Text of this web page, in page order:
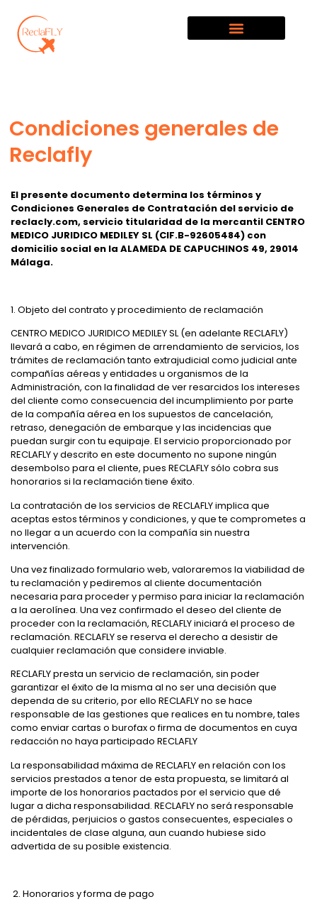
Condiciones generales de
Reclafly
El presente documento determina los términos y
Condiciones Generales de Contratación del servicio de
reclacly.com, servicio titularidad de la mercantil CENTRO
MEDICO JURIDICO MEDILEY SL (CIF.B-92605484) con
domicilio social en la ALAMEDA DE CAPUCHINOS 49, 29014
Málaga.
1. Objeto del contrato y procedimiento de reclamación
CENTRO MEDICO JURIDICO MEDILEY SL (en adelante RECLAFLY)
llevará a cabo, en régimen de arrendamiento de servicios, los
trámites de reclamación tanto extrajudicial como judicial ante
compañías aéreas y entidades u organismos de la
Administración, con la finalidad de ver resarcidos los intereses
del cliente como consecuencia del incumplimiento por parte
de la compañía aérea en los supuestos de cancelación,
retraso, denegación de embarque y las incidencias que
puedan surgir con tu equipaje. El servicio proporcionado por
RECLAFLY y descrito en este documento no supone ningún
desembolso para el cliente, pues RECLAFLY sólo cobra sus
honorarios si la reclamación tiene éxito.
La contratación de los servicios de RECLAFLY implica que
aceptas estos términos y condiciones, y que te comprometes a
no llegar a un acuerdo con la compañía sin nuestra
intervención.
Una vez finalizado formulario web, valoraremos la viabilidad de
tu reclamación y pediremos al cliente documentación
necesaria para proceder y permiso para iniciar la reclamación
a la aerolínea. Una vez confirmado el deseo del cliente de
proceder con la reclamación, RECLAFLY iniciará el proceso de
reclamación. RECLAFLY se reserva el derecho a desistir de
cualquier reclamación que considere inviable.
RECLAFLY presta un servicio de reclamación, sin poder
garantizar el éxito de la misma al no ser una decisión que
dependa de su criterio, por ello RECLAFLY no se hace
responsable de las gestiones que realices en tu nombre, tales
como enviar cartas o burofax o firma de documentos en cuya
redacción no haya participado RECLAFLY
La responsabilidad máxima de RECLAFLY en relación con los
servicios prestados a tenor de esta propuesta, se limitará al
importe de los honorarios pactados por el servicio que dé
lugar a dicha responsabilidad. RECLAFLY no será responsable
de pérdidas, perjuicios o gastos consecuentes, especiales o
incidentales de clase alguna, aun cuando hubiese sido
advertida de su posible existencia.
2. Honorarios y forma de pago